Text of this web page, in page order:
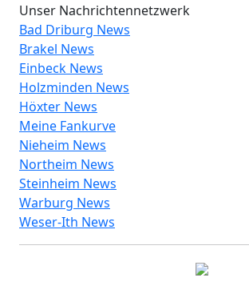
Unser Nachrichtennetzwerk
Bad Driburg News
Brakel News
Einbeck News
Holzminden News
Höxter News
Meine Fankurve
Nieheim News
Northeim News
Steinheim News
Warburg News
Weser-Ith News